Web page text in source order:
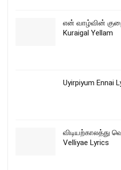
என் வாழ்வின்
Kuraigal Yellam
Uyirpiyum Ennai
விடியற்காலத்து
Velliyae Lyrics